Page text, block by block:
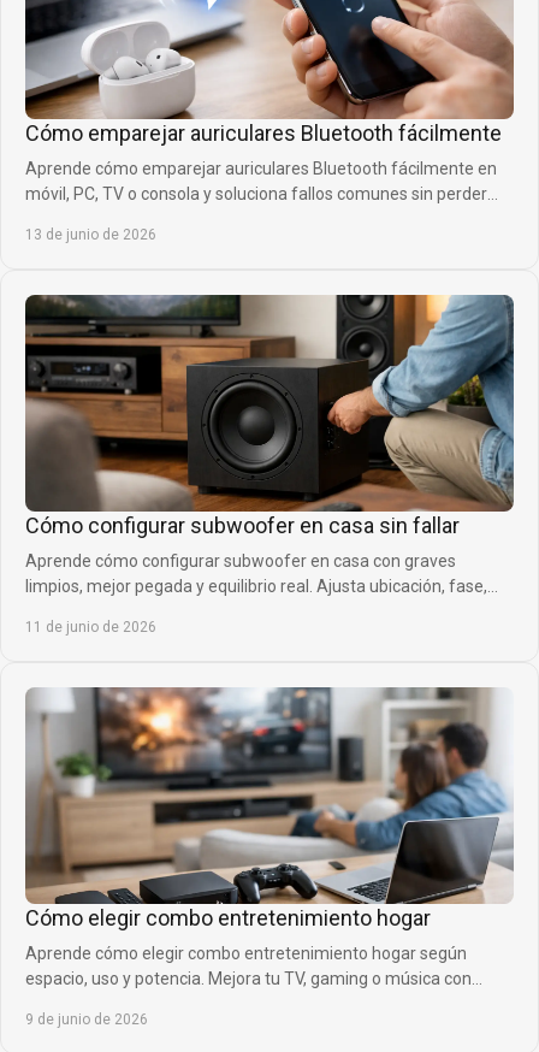
Cómo emparejar auriculares Bluetooth fácilmente
Aprende cómo emparejar auriculares Bluetooth fácilmente en
móvil, PC, TV o consola y soluciona fallos comunes sin perder
13 de junio de 2026
Cómo configurar subwoofer en casa sin fallar
Aprende cómo configurar subwoofer en casa con graves
limpios, mejor pegada y equilibrio real. Ajusta ubicación, fase,
11 de junio de 2026
Cómo elegir combo entretenimiento hogar
Aprende cómo elegir combo entretenimiento hogar según
espacio, uso y potencia. Mejora tu TV, gaming o música con
9 de junio de 2026